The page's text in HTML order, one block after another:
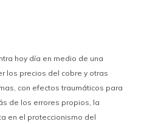
hoy día en medio de una
los precios del cobre y otras
con efectos traumáticos para
de los errores propios, la
en el proteccionismo del